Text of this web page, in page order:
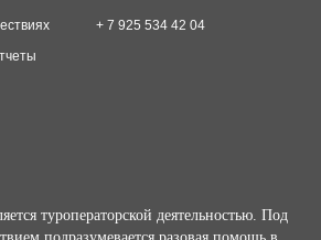
+ 7 925 534 42 04
туроператорской деятельностью. Под